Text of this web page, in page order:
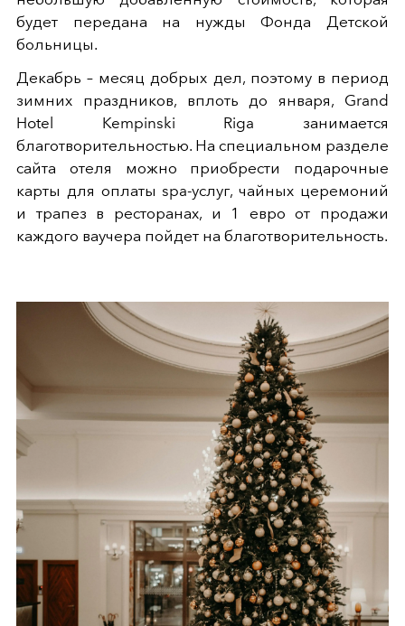
будет передана на нужды Фонда Детской
больницы.
Декабрь – месяц добрых дел, поэтому в период
зимних праздников, вплоть до января, Grand
Hotel Kempinski Riga занимается
благотворительностью. На специальном разделе
сайта отеля можно приобрести подарочные
карты для оплаты spa-услуг, чайных церемоний
и трапез в ресторанах, и 1 евро от продажи
каждого ваучера пойдет на благотворительность.